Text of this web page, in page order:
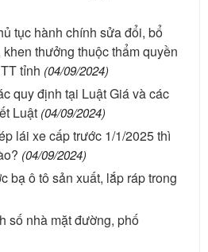
tục hành chính sửa đổi, bổ
thưởng thuộc thẩm quyền
tỉnh (04/09/2024)
quy định tại Luật Giá và các
Luật (04/09/2024)
lái xe cấp trước 1/1/2025 thì
(04/09/2024)
bạ ô tô sản xuất, lắp ráp trong
số nhà mặt đường, phố